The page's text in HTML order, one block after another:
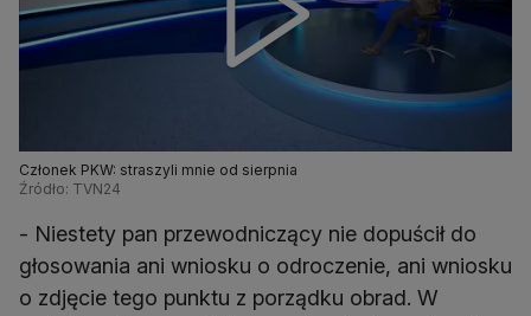
Członek PKW: straszyli mnie od sierpnia
Źródło: TVN24
- Niestety pan przewodniczący nie dopuścił do
głosowania ani wniosku o odroczenie, ani wniosku
o zdjęcie tego punktu z porządku obrad. W